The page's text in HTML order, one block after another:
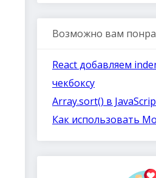
Возможно вам
React добавляем
чекбоксу
Array.sort() в
Как использовать